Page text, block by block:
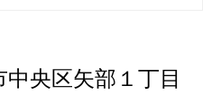
央区矢部１丁目